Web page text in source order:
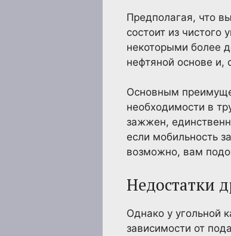
Предполагая, что
состоит из чистого
некоторыми более
нефтяной основе и,
Основным
необходимости в
зажжен,
если мобильность
возможно, вам
Недостатки
Однако у угольной
зависимости от